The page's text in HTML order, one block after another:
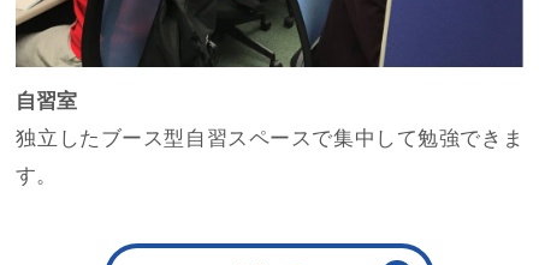
自習室
独立したブース型自習スペースで集中して勉強できま
す。